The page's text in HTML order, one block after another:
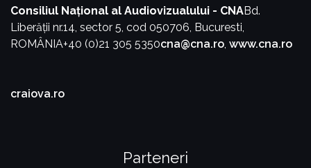
Consiliul Național al Audiovizualului - CNABd.
Liberății nr.14, sector 5, cod 050706, Bucuresti,
ROMÂNIA+40 (0)21 305 5350cna@cna.ro, www.cna.ro
craiova.ro
Parteneri